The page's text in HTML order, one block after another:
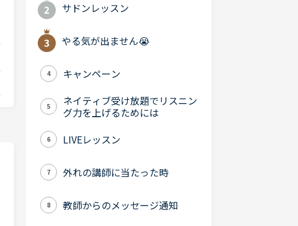
サドンレッスン
やる気が出ません😭
4 キャンペーン
5
ネイティブ受け放題でリスニン
グ力を上げるためには
6 LIVEレッスン
7 外れの講師に当たった時
8 教師からのメッセージ通知